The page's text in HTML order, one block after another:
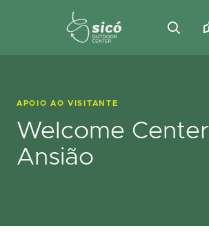
APOIO AO VISITANTE
Welcome Center
Ansião